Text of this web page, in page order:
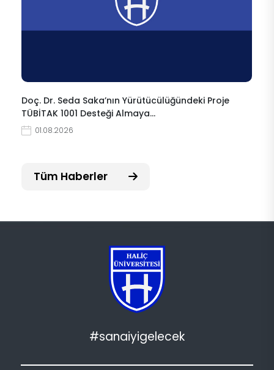
Doç. Dr. Seda Saka’nın Yürütücülüğündeki Proje
TÜBİTAK 1001 Desteği Almaya…
01.08.2026
Tüm Haberler
#sanaiyigelecek